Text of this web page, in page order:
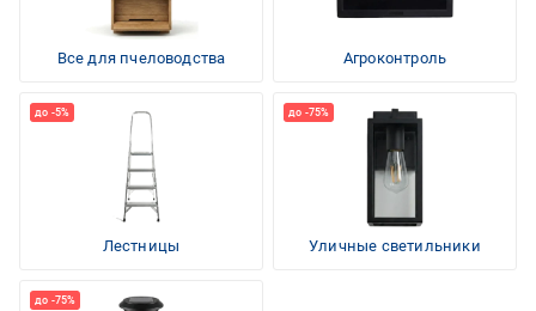
Все для пчеловодства Агроконтроль
Лестницы Уличные светильники